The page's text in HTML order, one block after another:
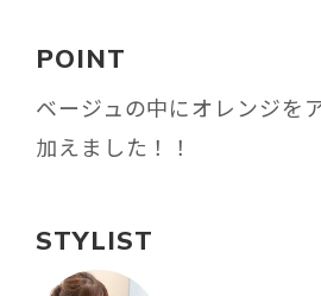
POINT
ベージュの中にオレンジを
加えました！！
STYLIST